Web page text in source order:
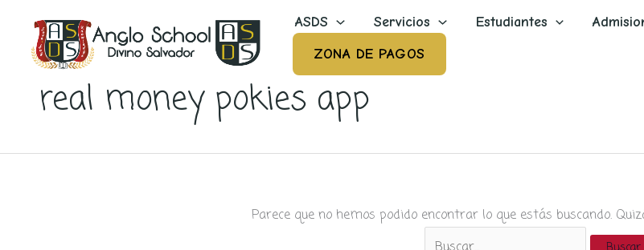
contenido
ASDS Servicios Estudiantes
ZONA DE PAGOS
real money pokies app
Parece que no hemos podido encontrar lo que estás buscando.
Buscar